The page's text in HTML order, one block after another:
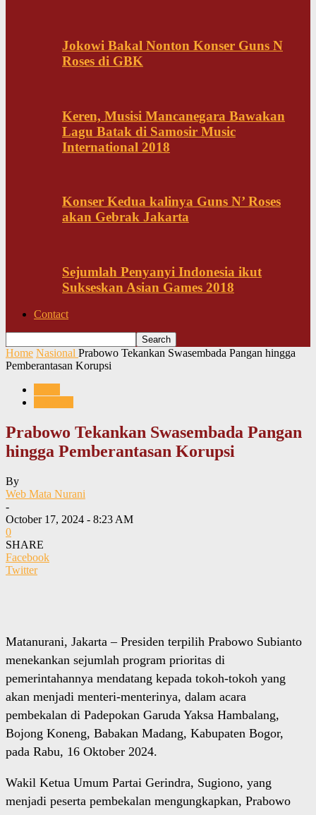
Jokowi Bakal Nonton Konser Guns N
Roses di GBK
Keren, Musisi Mancanegara Bawakan
Lagu Batak di Samosir Music
International 2018
Konser Kedua kalinya Guns N’ Roses
akan Gebrak Jakarta
Sejumlah Penyanyi Indonesia ikut
Sukseskan Asian Games 2018
Contact
Home Nasional Prabowo Tekankan Swasembada Pangan hingga
Pemberantasan Korupsi
Prabowo Tekankan Swasembada Pangan
hingga Pemberantasan Korupsi
By
Web Mata Nurani
-
October 17, 2024 - 8:23 AM
0
SHARE
Facebook
Twitter
Matanurani, Jakarta – Presiden terpilih Prabowo Subianto
menekankan sejumlah program prioritas di
pemerintahannya mendatang kepada tokoh-tokoh yang
akan menjadi menteri-menterinya, dalam acara
pembekalan di Padepokan Garuda Yaksa Hambalang,
Bojong Koneng, Babakan Madang, Kabupaten Bogor,
pada Rabu, 16 Oktober 2024.
Wakil Ketua Umum Partai Gerindra, Sugiono, yang
menjadi peserta pembekalan mengungkapkan, Prabowo